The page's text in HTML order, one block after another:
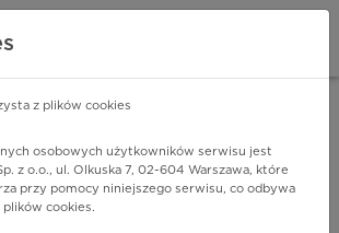
- lider
SIĘ
z plików cookies
osobowych użytkowników serwisu jest
z o.o., ul. Olkuska 7, 02-604 Warszawa, które
przy pomocy niniejszego serwisu, co odbywa
cookies.
- w Google Play INSTALUJ